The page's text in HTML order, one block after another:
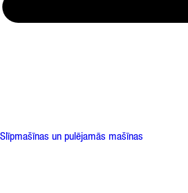
Slīpmašīnas un pulējamās mašīnas